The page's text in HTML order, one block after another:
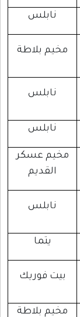
نابلس
مخيم بلاطة
نابلس
نابلس
مخيم عسكر
القديم
نابلس
يتما
بيت فوريك
مخيم بلاطة